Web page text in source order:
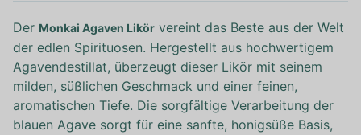
Der Monkai Agaven Likör vereint das Beste aus der Welt
der edlen Spirituosen. Hergestellt aus hochwertigem
Agavendestillat, überzeugt dieser Likör mit seinem
milden, süßlichen Geschmack und einer feinen,
aromatischen Tiefe. Die sorgfältige Verarbeitung der
blauen Agave sorgt für eine sanfte, honigsüße Basis,